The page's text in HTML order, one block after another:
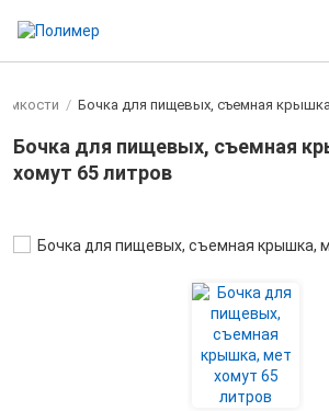
/ Бочка для пищевых, съемная
Бочка для пищевых, съемная
хомут 65 литров